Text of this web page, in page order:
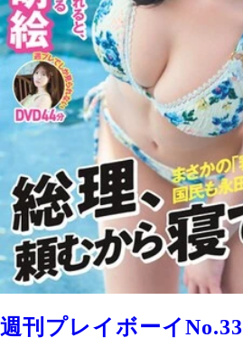
週刊プレイボーイNo.33